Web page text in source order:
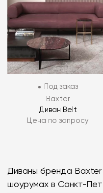
Под заказ
Baxter
Диван Belt
Цена по запросу
Диваны бренда Baxter
шоурумах в Санкт-